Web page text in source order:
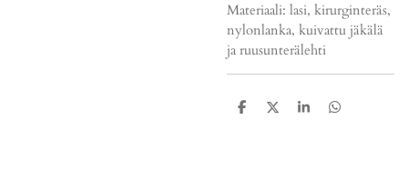
Materiaali: lasi, kirurginteräs,
nylonlanka, kuivattu jäkälä
ja ruusunterälehti
J
J
J
J